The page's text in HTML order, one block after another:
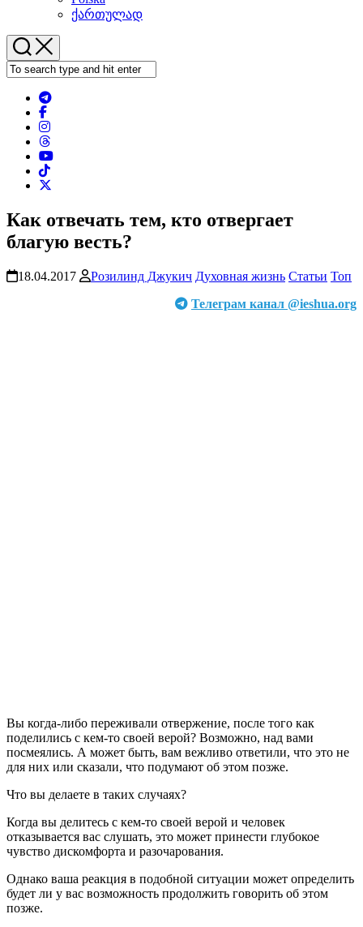
ქართულად
Как отвечать тем, кто отвергает
благую весть?
18.04.2017 Розилинд Джукич Духовная жизнь Статьи Топ
Телеграм канал @ieshua.org
Вы когда-либо переживали отвержение, после того как
поделились с кем-то своей верой? Возможно, над вами
посмеялись. А может быть, вам вежливо ответили, что это не
для них или сказали, что подумают об этом позже.
Что вы делаете в таких случаях?
Когда вы делитесь с кем-то своей верой и человек
отказывается вас слушать, это может принести глубокое
чувство дискомфорта и разочарования.
Однако ваша реакция в подобной ситуации может определить
будет ли у вас возможность продолжить говорить об этом
позже.